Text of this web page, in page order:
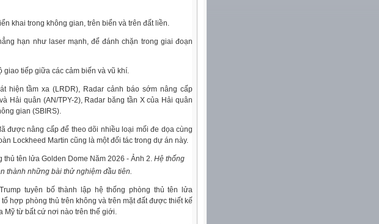
khai trong không gian, trên biển và trên đất liền.
hạn như laser mạnh, để đánh chặn trong giai đoạn
giao tiếp giữa các cảm biến và vũ khí.
hiện tầm xa (LRDR), Radar cảnh báo sớm nâng cấp
Hải quân (AN/TPY-2), Radar băng tần X của Hải quân
gian (SBIRS).
được nâng cấp để theo dõi nhiều loại mối đe dọa cùng
Lockheed Martin cũng là một đối tác trong dự án này.
Hệ thống
thành những bài thử nghiệm đầu tiên.
tuyên bố thành lập hệ thống phòng thủ tên lửa
hợp phòng thủ trên không và trên mặt đất được thiết kế
Mỹ từ bất cứ nơi nào trên thế giới.